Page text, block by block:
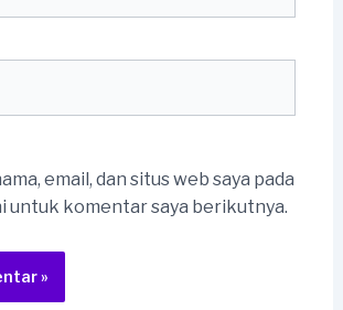
email, dan situs web saya pada
untuk komentar saya berikutnya.